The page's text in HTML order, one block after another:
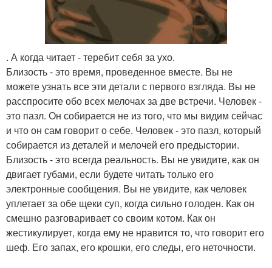
. А когда читает - теребит себя за ухо.
Близость - это время, проведенное вместе. Вы не
можете узнать все эти детали с первого взгляда. Вы не
расспросите обо всех мелочах за две встречи. Человек -
это пазл. Он собирается не из того, что мы видим сейчас
и что он сам говорит о себе. Человек - это пазл, который
собирается из деталей и мелочей его предыстории.
Близость - это всегда реальность. Вы не увидите, как он
двигает губами, если будете читать только его
электронные сообщения. Вы не увидите, как человек
уплетает за обе щеки суп, когда сильно голоден. Как он
смешно разговаривает со своим котом. Как он
жестикулирует, когда ему не нравится то, что говорит его
шеф. Его запах, его крошки, его следы, его неточности.